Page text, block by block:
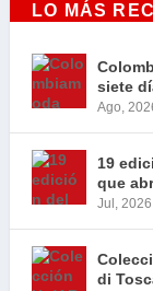
LO MÁS
siete
Ago,
19
que
Jul, 2026
di